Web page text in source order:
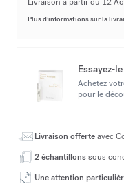
Plus d’informations sur la
Essayez-
Achetez
pour le
Livraison offerteavec
2 échantillonssous
Une attention